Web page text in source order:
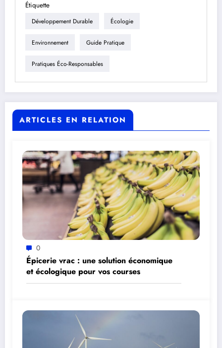
Étiquette
Développement Durable Écologie
Environnement Guide Pratique
Pratiques Éco-Responsables
ARTICLES EN RELATION
0
Épicerie vrac : une solution économique
et écologique pour vos courses